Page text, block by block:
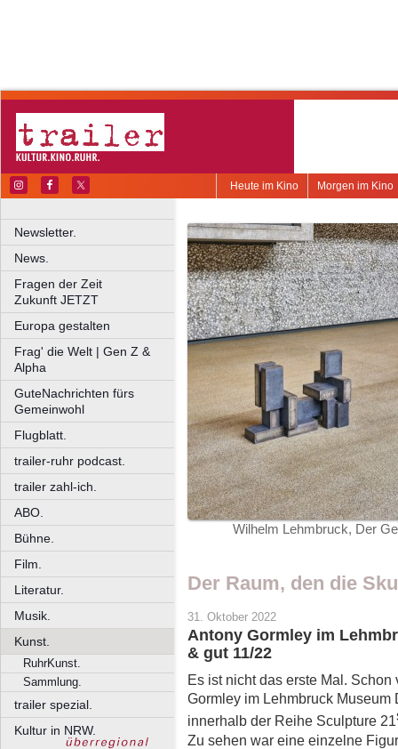
Morgen im Kino
Heute im Kino
Newsletter.
News.
Fragen der Zeit
Zukunft JETZT
Europa gestalten
Frag' die Welt | Gen Z &
Alpha
GuteNachrichten fürs
Gemeinwohl
Flugblatt.
trailer-ruhr podcast.
trailer zahl-ich.
ABO.
Bühne.
Film.
Literatur.
Musik.
Kunst.
RuhrKunst.
Sammlung.
trailer spezial.
Kultur in NRW.
Wilhelm Lehmbruck, Der
Der Raum, den die
31. Oktober 2022
Antony Gormley im
& gut 11/22
Es ist nicht das erste Mal.
Gormley im Lehmbruck
innerhalb der Reihe Sculpture 21
Zu sehen war eine einzelne